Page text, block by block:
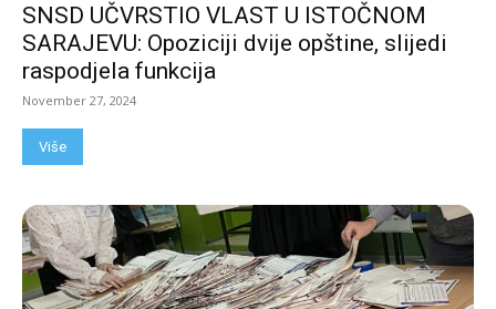
SNSD UČVRSTIO VLAST U ISTOČNOM
SARAJEVU: Opoziciji dvije opštine, slijedi
raspodjela funkcija
November 27, 2024
Više